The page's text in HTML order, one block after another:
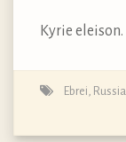
Kyrie eleison.
Ebrei Russia